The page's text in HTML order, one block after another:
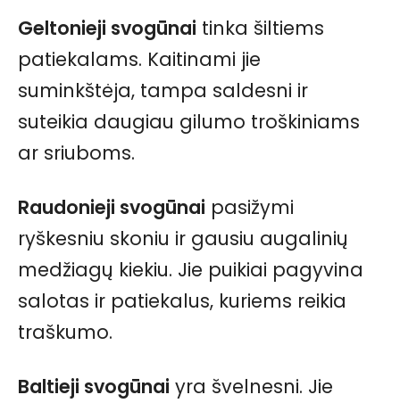
Geltonieji svogūnai tinka šiltiems
patiekalams. Kaitinami jie
suminkštėja, tampa saldesni ir
suteikia daugiau gilumo troškiniams
ar sriuboms.
Raudonieji svogūnai pasižymi
ryškesniu skoniu ir gausiu augalinių
medžiagų kiekiu. Jie puikiai pagyvina
salotas ir patiekalus, kuriems reikia
traškumo.
Baltieji svogūnai yra švelnesni. Jie